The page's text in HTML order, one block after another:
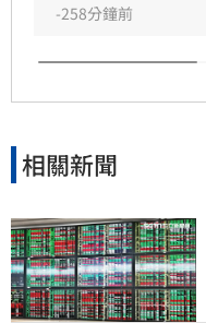
-258分鐘前
相關新聞